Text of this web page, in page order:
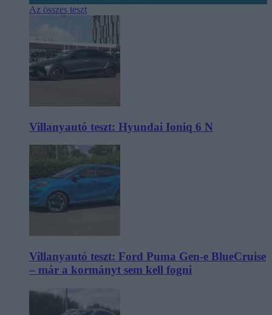
Az összes teszt
Villanyautó teszt: Hyundai Ioniq 6 N
Villanyautó teszt: Ford Puma Gen-e BlueCruise
– már a kormányt sem kell fogni